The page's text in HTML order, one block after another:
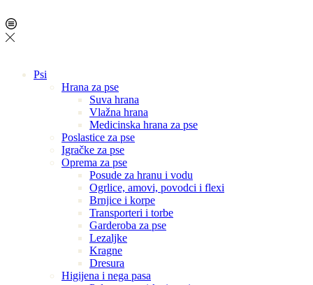
Psi
Hrana za pse
Suva hrana
Vlažna hrana
Medicinska hrana za pse
Poslastice za pse
Igračke za pse
Oprema za pse
Posude za hranu i vodu
Ogrlice, amovi, povodci i flexi
Brnjice i korpe
Transporteri i torbe
Garderoba za pse
Lezaljke
Kragne
Dresura
Higijena i nega pasa